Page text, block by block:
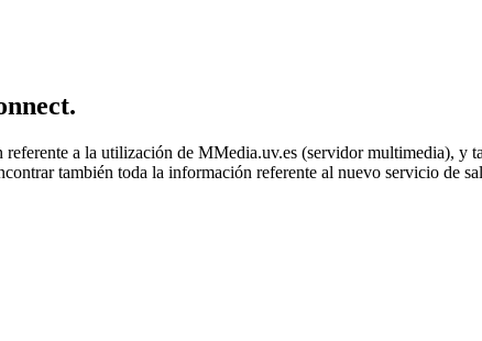
a la utilización de MMedia.uv.es (servidor multimedia),
también toda la información referente al nuevo servicio de